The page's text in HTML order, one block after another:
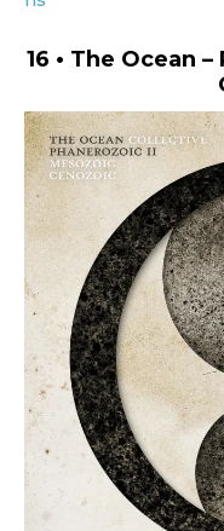
16 • The Ocean